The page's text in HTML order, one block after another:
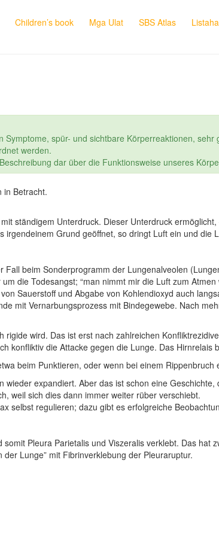
Children’s book Mga Ulat SBS Atlas
spür- und sichtbare Körperreaktionen,
werden.
dar über die Funktionsweise unseres
in Betracht.
ständigem Unterdruck. Dieser Unterdruck
Grund geöffnet, so dringt Luft ein und die
beim Sonderprogramm der Lungenalveolen
die Todesangst; “man nimmt mir die Luft zum
Sauerstoff und Abgabe von Kohlendioxyd auch
mit Vernarbungsprozess mit Bindegewebe. Nach
wird. Das ist erst nach zahlreichen
konfliktiv die Attacke gegen die Lunge. Das Hirnrelais
beim Punktieren, oder wenn bei einem Rippenbruch
expandiert. Aber das ist schon eine Geschichte,
weil sich dies dann immer weiter rüber verschiebt.
selbst regulieren; dazu gibt es erfolgreiche
Pleura Parietalis und Viszeralis verklebt. Das
Lunge” mit Fibrinverklebung der Pleuraruptur.